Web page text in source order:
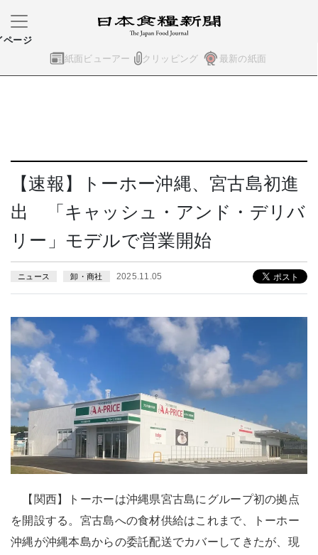
紙面ビューアー クリッピング 最新の紙面
ページ
【速報】トーホー沖縄、宮古島初進
出 「キャッシュ・アンド・デリバ
リー」モデルで営業開始
ニュース 卸・商社 2025.11.05
【関西】トーホーは沖縄県宮古島にグループ初の拠点
を開設する。宮古島への食材供給はこれまで、トーホー
沖縄が沖縄本島からの委託配送でカバーしてきたが、現